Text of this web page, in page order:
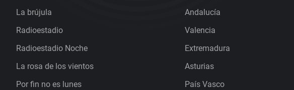
La brújula
Radioestadio
Radioestadio Noche
La rosa de los vientos
Por fin no es lunes
Andalucía
Valencia
Extremadura
Asturias
País Vasco